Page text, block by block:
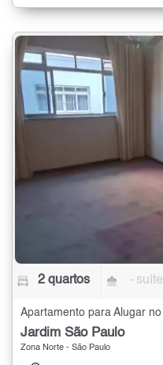
2 quartos - suíte
Jardim São Paulo
Zona Norte - São Paulo